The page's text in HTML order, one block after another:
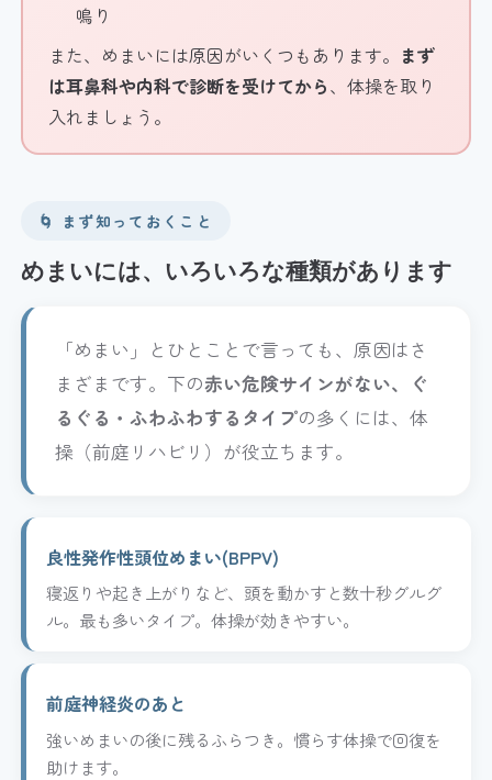
鳴り
また、めまいには原因がいくつもあります。 まず
は耳鼻科や内科で診断を受けてから、体操を取り
入れましょう。
🌀 まず知っておくこと
めまいには、いろいろな種類があります
「めまい」とひとことで言っても、原因はさ
まざまです。下の赤い危険サインがない、ぐ
るぐる・ふわふわするタイプの多くには、体
操（前庭リハビリ）が役立ちます。
良性発作性頭位めまい(BPPV)
寝返りや起き上がりなど、頭を動かすと数十秒グルグ
ル。最も多いタイプ。体操が効きやすい。
前庭神経炎のあと
強いめまいの後に残るふらつき。慣らす体操で回復を
助けます。